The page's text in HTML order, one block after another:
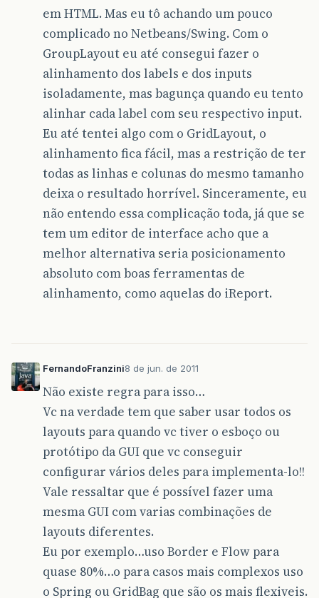
em HTML. Mas eu tô achando um pouco
complicado no Netbeans/Swing. Com o
GroupLayout eu até consegui fazer o
alinhamento dos labels e dos inputs
isoladamente, mas bagunça quando eu tento
alinhar cada label com seu respectivo input.
Eu até tentei algo com o GridLayout, o
alinhamento fica fácil, mas a restrição de ter
todas as linhas e colunas do mesmo tamanho
deixa o resultado horrível. Sinceramente, eu
não entendo essa complicação toda, já que se
tem um editor de interface acho que a
melhor alternativa seria posicionamento
absoluto com boas ferramentas de
alinhamento, como aquelas do iReport.
FernandoFranzini8 de jun. de 2011
Não existe regra para isso…
Vc na verdade tem que saber usar todos os
layouts para quando vc tiver o esboço ou
protótipo da GUI que vc conseguir
configurar vários deles para implementa-lo!!
Vale ressaltar que é possível fazer uma
mesma GUI com varias combinações de
layouts diferentes.
Eu por exemplo…uso Border e Flow para
quase 80%…o para casos mais complexos uso
o Spring ou GridBag que são os mais flexiveis.